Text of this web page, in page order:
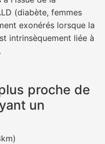
(diabète, femmes
exonérés lorsque la
intrinsèquement liée à
proche de
un